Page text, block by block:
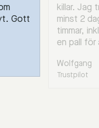
Gott
killar. Jag
minst 2
timmar,
en pall
Wolfgang
Trustpilot